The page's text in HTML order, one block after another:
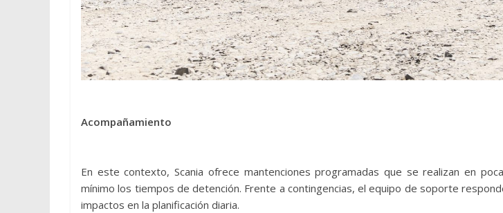
Acompañamiento
En este contexto, Scania ofrece mantenciones programadas que se realizan en
mínimo los tiempos de detención. Frente a contingencias, el equipo de soporte
impactos en la planificación diaria.